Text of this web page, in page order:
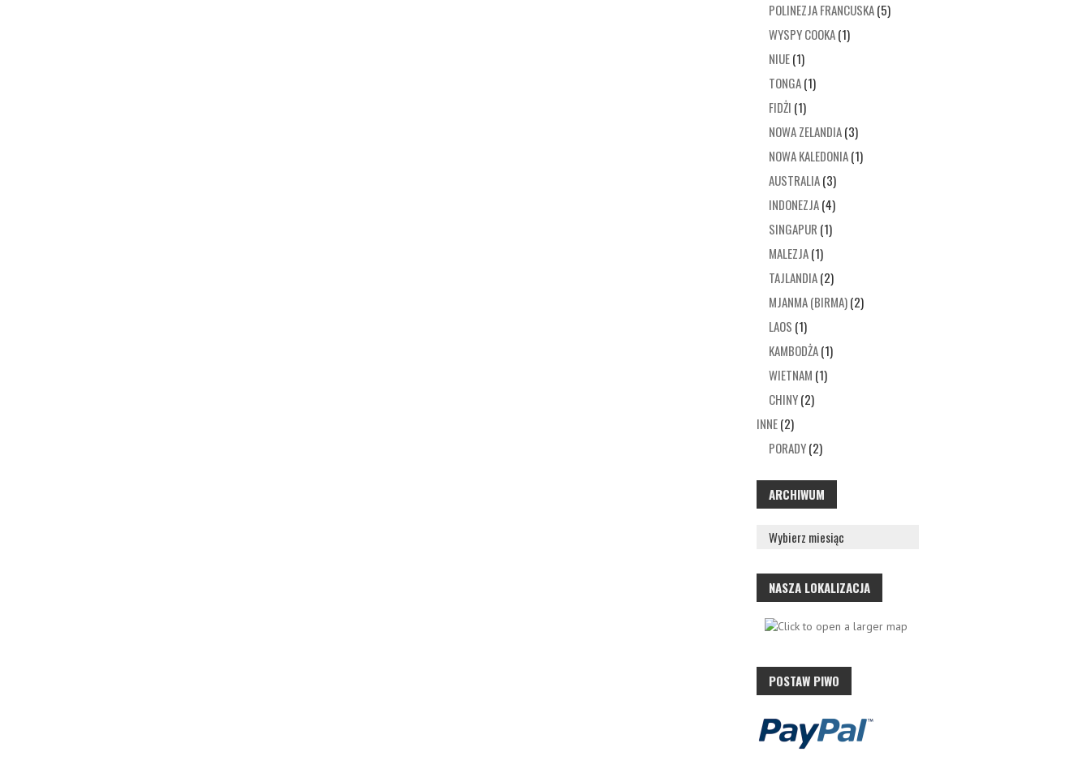
POLINEZJA FRANCUSKA(5)
WYSPY COOKA(1)
NIUE(1)
TONGA(1)
FIDŻI (1)
NOWA ZELANDIA(3)
NOWA KALEDONIA(1)
AUSTRALIA(3)
INDONEZJA(4)
SINGAPUR (1)
MALEZJA(1)
TAJLANDIA(2)
MJANMA (BIRMA)(2)
LAOS (1)
KAMBODŻA(1)
WIETNAM (1)
CHINY(2)
INNE(2)
PORADY(2)
ARCHIWUM
NASZA LOKALIZACJA
POSTAW PIWO